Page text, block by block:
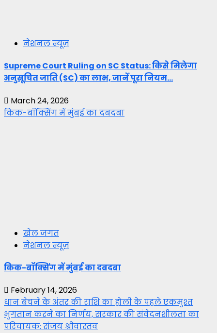
नेशनल न्यूज़
Supreme Court Ruling on SC Status: किसे मिलेगा
अनुसूचित जाति (SC) का लाभ, जानें पूरा नियम…
March 24, 2026
किक-बॉक्सिंग में मुंबई का दबदबा
खेल जगत
नेशनल न्यूज़
किक-बॉक्सिंग में मुंबई का दबदबा
February 14, 2026
धान बेचने के अंतर की राशि का होली के पहले एकमुश्त
भुगतान करने का निर्णय, सरकार की संवेदनशीलता का
परिचायक: संजय श्रीवास्तव